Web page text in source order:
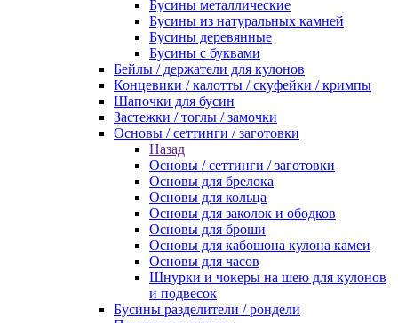
Бусины металлические
Бусины из натуральных камней
Бусины деревянные
Бусины с буквами
Бейлы / держатели для кулонов
Концевики / калотты / скуфейки / кримпы
Шапочки для бусин
Застежки / тоглы / замочки
Основы / сеттинги / заготовки
Назад
Основы / сеттинги / заготовки
Основы для брелока
Основы для кольца
Основы для заколок и ободков
Основы для броши
Основы для кабошона кулона камеи
Основы для часов
Шнурки и чокеры на шею для кулонов
и подвесок
Бусины разделители / рондели